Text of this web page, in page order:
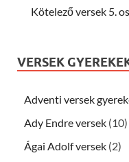
Kötelező versek 5.
VERSEK
Adventi versek
Ady Endre versek (10)
Ágai Adolf versek (2)